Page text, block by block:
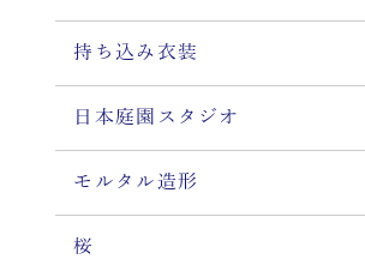
持ち込み衣装
日本庭園スタジオ
モルタル造形
桜